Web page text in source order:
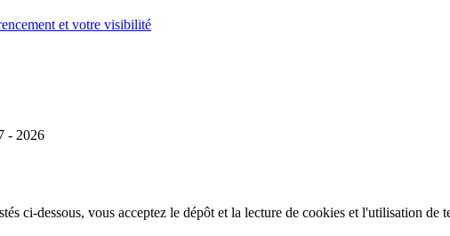
- 2026
ci-dessous, vous acceptez le dépôt et la lecture de cookies et l'utilisation de